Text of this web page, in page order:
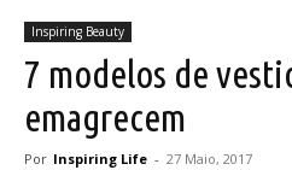
Inspiring Beauty
7 modelos de
emagrecem
Por Inspiring Life - 27 Maio, 2017